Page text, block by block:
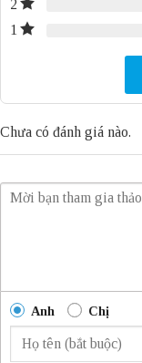
2
1
Chưa có đánh giá nào.
Anh Chị